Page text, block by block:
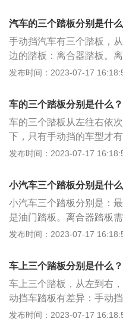
猛踩刹车，要轻轻踩一点
猛踩油门，这样不仅费油
是用来配合换挡的。不相
时，必需要干脆利索，将
辆的变速器。刹车踏板就
不相同的。在平时开车时
门踏板也叫加速踏板，就
汽车的三个踏板分别是什
手动挡汽车有三个踏板，
边的踏板：离合器踏板。
机与变速箱之间，离合器
向。中间的踏板：刹车踏
减速。刹车踏板是三个踏
同。右边的踏板：油门踏
进入发动机气缸内空气的
发布时间：2023-07-17
车的三个踏板分别是什么？
车的三个踏板从左往右依
下，只有手动挡的车型才
挡，不需要离合器踏板，
脚位置都有专门放左脚的
不自觉的踩下踏板，这在
发布时间：2023-07-17
小汽车三个踏板分别是什
小汽车三个踏板分别是：
是油门踏板。离合器踏板
之间，可以连接或断开发
量，是控制节气门开度的
发布时间：2023-07-17
车上三个踏板分别是什么？
车上三个踏板，从左到右
动挡车踏板有差异：手动
个踏板。离合器的作用是
发布时间：2023-07-17